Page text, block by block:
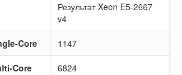
Результат Xeon E5-2667
v4
Core 1147
Core 6824